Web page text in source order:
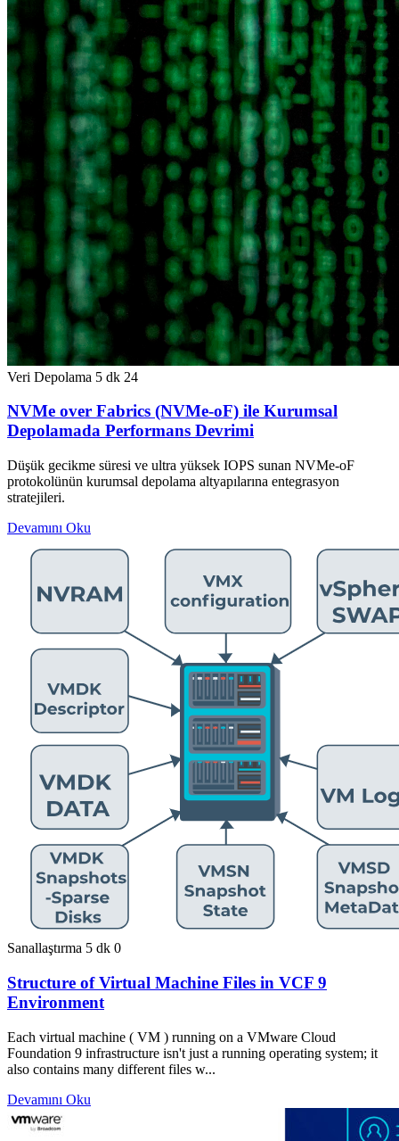
Veri Depolama 5 dk 24
NVMe over Fabrics (NVMe-oF) ile Kurumsal
Depolamada Performans Devrimi
Düşük gecikme süresi ve ultra yüksek IOPS sunan NVMe-oF
protokolünün kurumsal depolama altyapılarına entegrasyon
stratejileri.
Devamını Oku
Sanallaştırma 5 dk 0
Structure of Virtual Machine Files in VCF 9
Environment
Each virtual machine ( VM ) running on a VMware Cloud
Foundation 9 infrastructure isn't just a running operating system; it
also contains many different files w...
Devamını Oku